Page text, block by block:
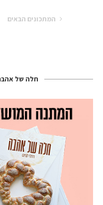
המתכונים הבאים
חלה של